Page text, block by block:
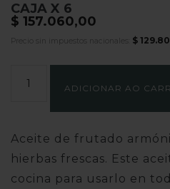
CAJA X 6
$ 157.060,00
Precio sin impuestos nacionales: $
ADICIONAR AO
Aceite de frutado
hierbas frescas. Este
cocina para usarlo en